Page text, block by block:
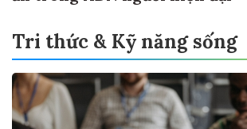
Tri thức & Kỹ năng sống